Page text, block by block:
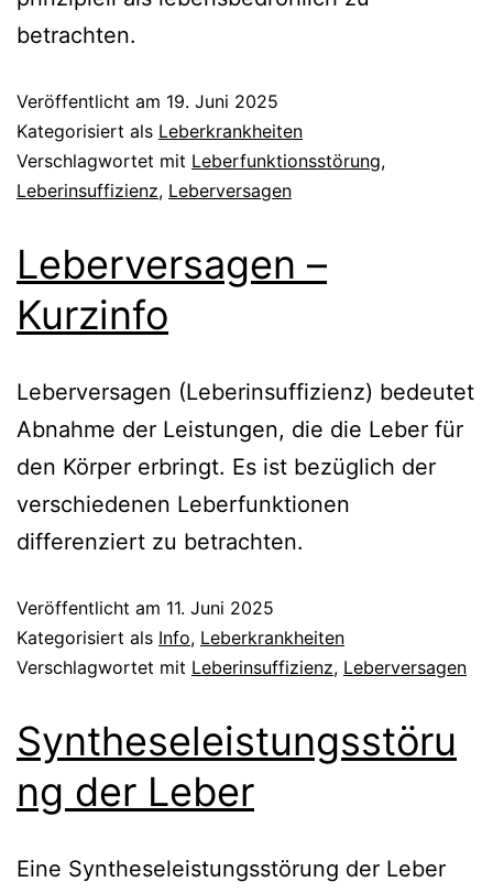
betrachten.
Veröffentlicht am 19. Juni 2025
Kategorisiert als Leberkrankheiten
Verschlagwortet mit Leberfunktionsstörung,
Leberinsuffizienz, Leberversagen
Leberversagen –
Kurzinfo
Leberversagen (Leberinsuffizienz) bedeutet
Abnahme der Leistungen, die die Leber für
den Körper erbringt. Es ist bezüglich der
verschiedenen Leberfunktionen
differenziert zu betrachten.
Veröffentlicht am 11. Juni 2025
Kategorisiert als Info, Leberkrankheiten
Verschlagwortet mit Leberinsuffizienz, Leberversagen
Syntheseleistungsstöru
ng der Leber
Eine Syntheseleistungsstörung der Leber